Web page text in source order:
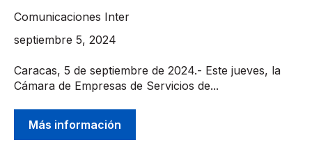
Comunicaciones Inter
septiembre 5, 2024
Caracas, 5 de septiembre de 2024.- Este jueves, la
Cámara de Empresas de Servicios de...
Más información